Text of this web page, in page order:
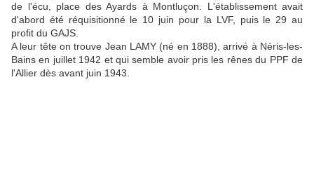
de l'écu, place des Ayards à Montluçon. L'établissement avait
d'abord été réquisitionné le 10 juin pour la LVF, puis le 29 au
profit du GAJS.
A leur tête on trouve Jean LAMY (né en 1888), arrivé à Néris-les-
Bains en juillet 1942 et qui semble avoir pris les rênes du PPF de
l'Allier dès avant juin 1943.